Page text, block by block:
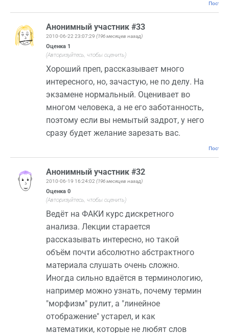
Анонимный участник #33
2010-06-22 23:07:29 (196 месяцев назад)
Оценка 1
(Авторизуйтесь, чтобы оценить)
Хороший преп, рассказывает много
интересного, но, зачастую, не по делу. На
экзамене нормальный. Оценивает во
многом человека, а не его заботанность,
поэтому если вы немытый задрот, у него
сразу будет желание зарезать вас.
Анонимный участник #32
2010-06-19 16:24:02 (196 месяцев назад)
Оценка 0
(Авторизуйтесь, чтобы оценить)
Ведёт на ФАКИ курс дискретного
анализа. Лекции старается
рассказывать интересно, но такой
объём почти абсолютно абстрактного
материала слушать очень сложно.
Иногда сильно вдаётся в терминологию,
например можно узнать, почему термин
"морфизм" рулит, а "линейное
отображение" устарел, и как
математики, которые не любят слов